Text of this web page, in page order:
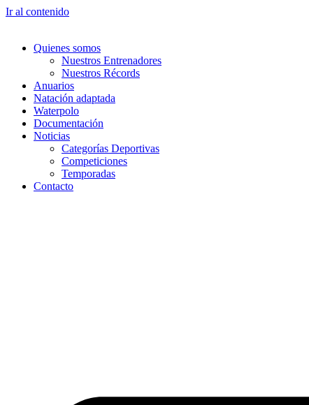
Ir al contenido
Quienes somos
Nuestros Entrenadores
Nuestros Récords
Anuarios
Natación adaptada
Waterpolo
Documentación
Noticias
Categorías Deportivas
Competiciones
Temporadas
Contacto